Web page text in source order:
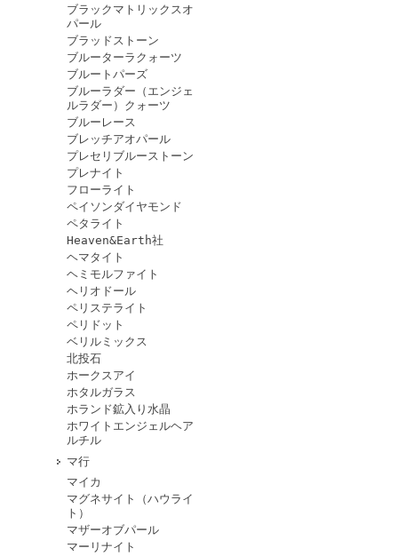
ブラックマトリックスオ
パール
ブラッドストーン
ブルーターラクォーツ
ブルートパーズ
ブルーラダー（エンジェ
ルラダー）クォーツ
ブルーレース
ブレッチアオパール
プレセリブルーストーン
プレナイト
フローライト
ペイソンダイヤモンド
ペタライト
Heaven&Earth社
ヘマタイト
ヘミモルファイト
ヘリオドール
ペリステライト
ペリドット
ベリルミックス
北投石
ホークスアイ
ホタルガラス
ホランド鉱入り水晶
ホワイトエンジェルヘア
ルチル
マ行
マイカ
マグネサイト（ハウライ
ト）
マザーオブパール
マーリナイト